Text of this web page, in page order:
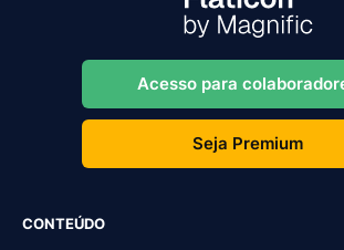
Acesso para
Seja Premium
CONTEÚDO